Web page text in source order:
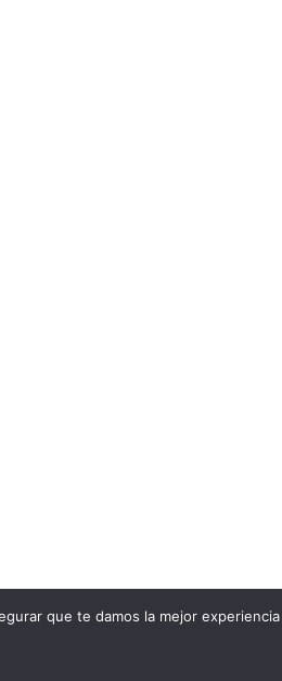
que te damos la mejor